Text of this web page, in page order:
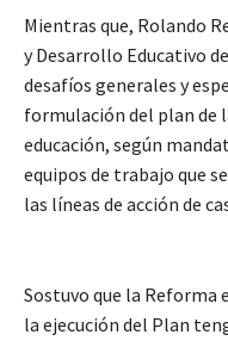
Mientras que, Rolando
y Desarrollo Educativo
desafíos generales y
formulación del plan de
educación, según
equipos de trabajo que
las líneas de acción de
Sostuvo que la Reforma
la ejecución del Plan